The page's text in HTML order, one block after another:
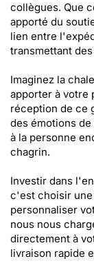
collègues. Que
apporté du
lien entre
transmettant
Imaginez la
apporter à votre
réception de ce
des émotions
à la personne
chagrin.
Investir dans
c'est choisir
personnaliser
nous nous
directement à
livraison rapide